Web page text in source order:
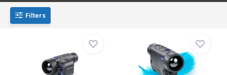
Filters